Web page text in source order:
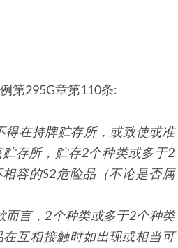
第295G章第110条:
得在持牌贮存所，或致使或准
存所，贮存2个种类或多于2
相容的S2危险品（不论是否属
而言， 2个种类或多于2个种类
互相接触时如出现或相当可